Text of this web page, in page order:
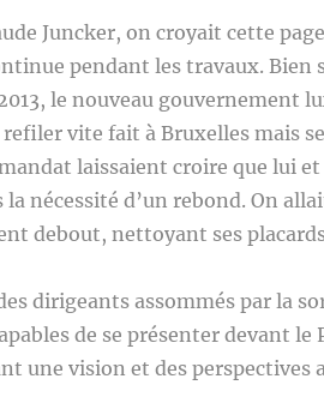
Juncker, on croyait cette
pendant les travaux. Bien
le nouveau gouvernement
vite fait à Bruxelles mais
laissaient croire que lui et
nécessité d’un rebond. On
debout, nettoyant ses
dirigeants assommés par la
de se présenter devant le
une vision et des perspectives